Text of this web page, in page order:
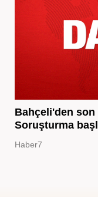
Bahçeli'den son
Soruşturma
Haber7